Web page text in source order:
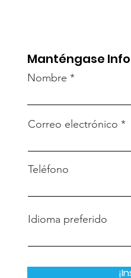
Manténgase
Nombre
Correo electrónico
Teléfono
Idioma preferido